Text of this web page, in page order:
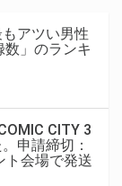
アツい男性
」のランキ
CITY 3
申請締切：
ト会場で発送